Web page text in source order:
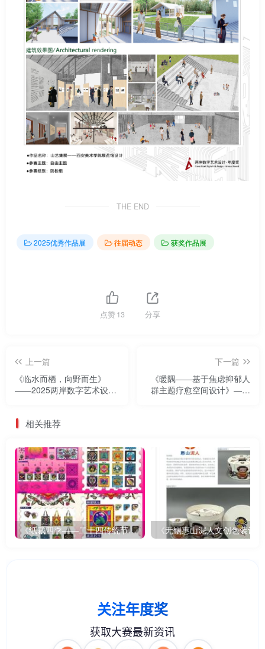
THE END
2025优秀作品展 往届动态 获奖作品展
点赞13 分享
上一篇
《临水而栖，向野而生》
——2025两岸数字艺术设计·
下一篇
《暖隅——基于焦虑抑郁人
群主题疗愈空间设计》——
相关推荐
《纸裁四季——二十四传统节气文创设计》 《无锡惠山泥人文创包装设